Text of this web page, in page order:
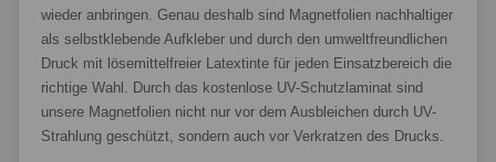
wieder anbringen. Genau deshalb sind Magnetfolien nachhaltiger
als selbstklebende Aufkleber und durch den umweltfreundlichen
Druck mit lösemittelfreier Latextinte für jeden Einsatzbereich die
richtige Wahl. Durch das kostenlose UV-Schutzlaminat sind
unsere Magnetfolien nicht nur vor dem Ausbleichen durch UV-
Strahlung geschützt, sondern auch vor Verkratzen des Drucks.